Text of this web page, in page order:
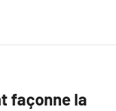
façonne la